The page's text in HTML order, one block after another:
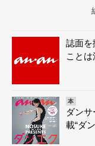
誌面を
ことは
本
ダン
載“ダ